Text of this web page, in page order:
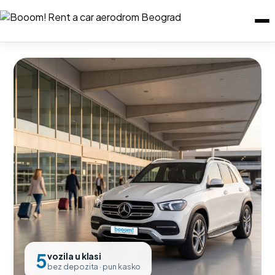
5vozila u klasi
bez depozita · pun kasko